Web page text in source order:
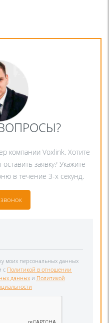
компании Voxlink. Хотите
заявку? Укажите
в течение 3-х секунд.
моих персональных данных
с Политикой в отношении
данных и Политикой